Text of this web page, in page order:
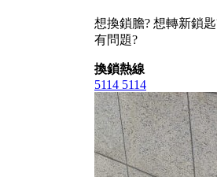
想換鎖膽? 想轉新鎖
有問題?
換鎖熱線
5114 5114